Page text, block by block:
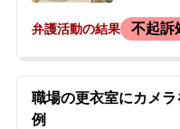
に繁華街で
多数の余罪
ンやタブ
弁護活動の結果 不起訴
職場の更衣室にカメ
例